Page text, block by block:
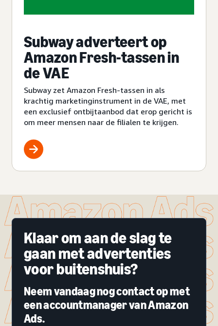
Subway adverteert op
Amazon Fresh-tassen in
de VAE
Subway zet Amazon Fresh-tassen in als
krachtig marketinginstrument in de VAE, met
een exclusief ontbijtaanbod dat erop gericht is
om meer mensen naar de filialen te krijgen.
Klaar om aan de slag te
gaan met advertenties
voor buitenshuis?
Neem vandaag nog contact op met
een accountmanager van Amazon
Ads.